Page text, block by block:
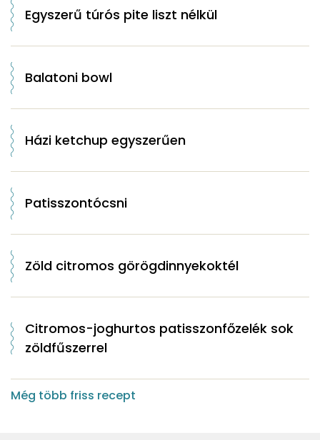
Egyszerű túrós pite liszt nélkül
Balatoni bowl
Házi ketchup egyszerűen
Patisszontócsni
Zöld citromos görögdinnyekoktél
Citromos-joghurtos patisszonfőzelék sok
zöldfűszerrel
Még több friss recept